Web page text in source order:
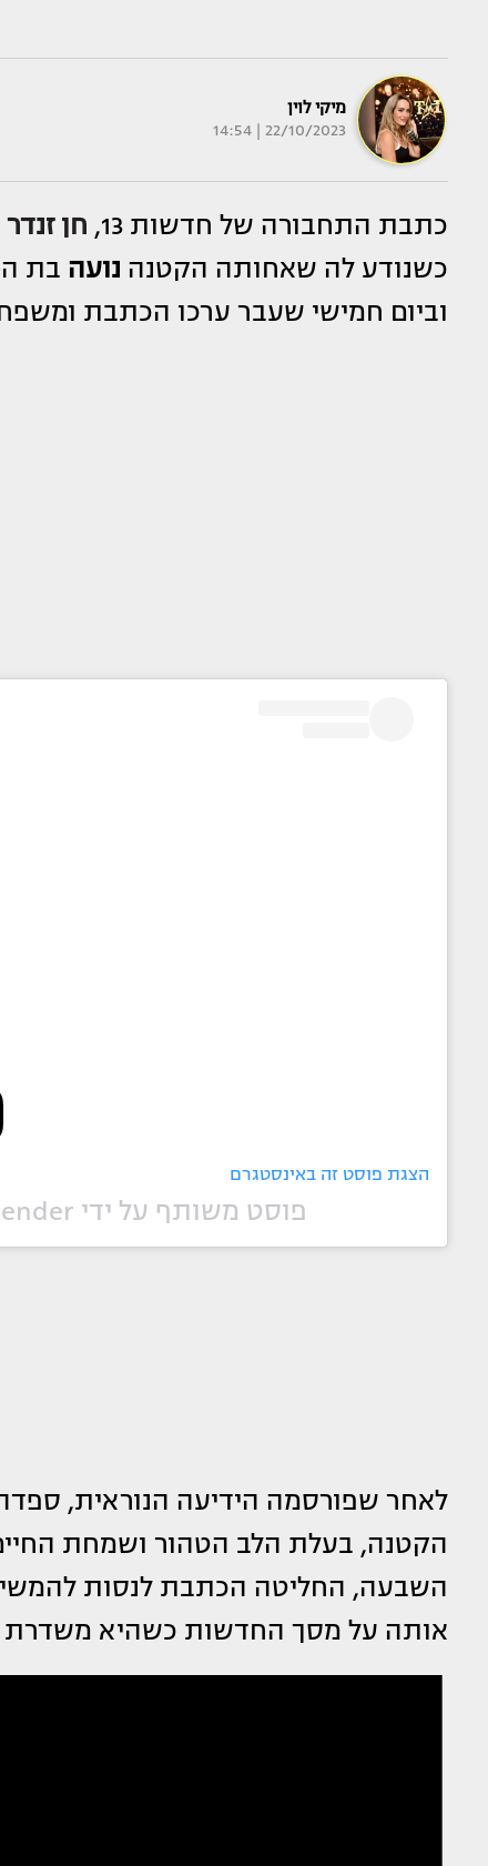
מיקי לוין
22/10/2023 | 14:54
כתבת התחבורה של חדשות 13, חן זנדר
כשנודע לה שאחותה הקטנה נועה
וביום חמישי שעבר ערכו הכתבת
הצגת פוסט זה באינסטגרם
פוסט משותף על ידי ‏‎Hen Zender - חן זנדר‎‏ (@‏‎henzender‎‏)
לאחר שפורסמה הידיעה הנוראית,
הקטנה, בעלת הלב הטהור ושמחת
השבעה, החליטה הכתבת לנסות להמשיך
אותה על מסך החדשות כשהיא משדרת